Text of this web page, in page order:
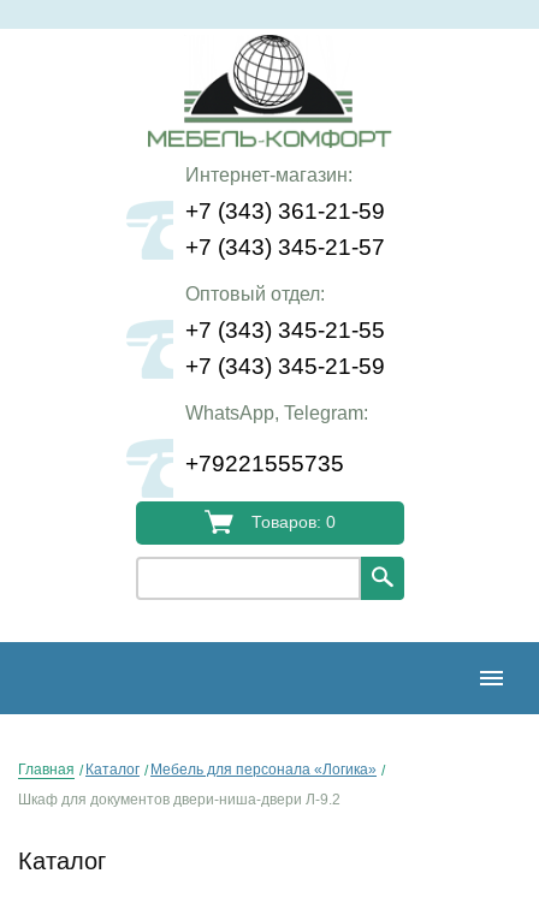
Главная Каталог
Мебель для персонала «Логика»
Шкаф для документов двери-ниша-двери Л-9.2
Каталог
Интернет-магазин:
+7 (343) 361-21-59
+7 (343) 345-21-57
Оптовый отдел:
+7 (343) 345-21-55
+7 (343) 345-21-59
WhatsApp, Telegram:
+79221555735
Товаров: 0